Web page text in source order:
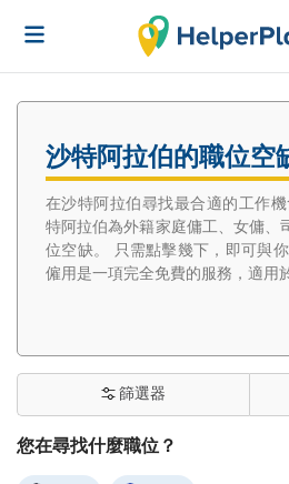
沙特阿拉伯的職位空
在沙特阿拉伯尋找最合適的工作
特阿拉伯為外籍家庭傭工、女傭、
位空缺。 只需點擊幾下，即可與
僱用是一項完全免費的服務，適用
您在尋找什麼職位？
篩選器